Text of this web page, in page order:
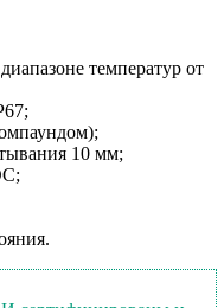
температур от
10 мм;